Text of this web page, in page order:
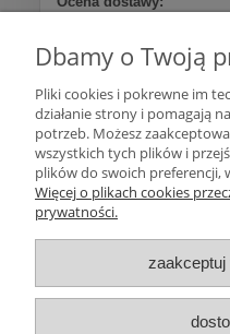
szybko i zdrowo
Dbamy o Twoją
Pliki cookies i pokrewne im
działanie strony i pomagają
potrzeb. Możesz
wszystkich tych plików i
plików do swoich preferencji,
Więcej o plikach cookies
prywatności.
zaakceptuj